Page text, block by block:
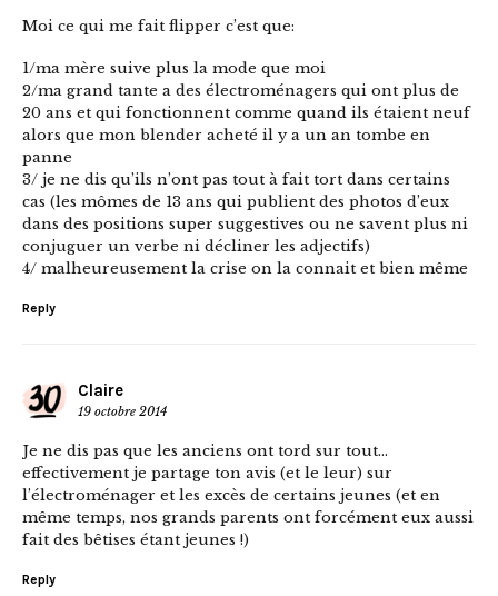
Moi ce qui me fait flipper c’est que:
1/ma mère suive plus la mode que moi
2/ma grand tante a des électroménagers qui ont plus de
20 ans et qui fonctionnent comme quand ils étaient neuf
alors que mon blender acheté il y a un an tombe en
panne
3/ je ne dis qu’ils n’ont pas tout à fait tort dans certains
cas (les mômes de 13 ans qui publient des photos d’eux
dans des positions super suggestives ou ne savent plus ni
conjuguer un verbe ni décliner les adjectifs)
4/ malheureusement la crise on la connait et bien même
Reply
Claire
19 octobre 2014
Je ne dis pas que les anciens ont tord sur tout…
effectivement je partage ton avis (et le leur) sur
l’électroménager et les excès de certains jeunes (et en
même temps, nos grands parents ont forcément eux aussi
fait des bêtises étant jeunes !)
Reply